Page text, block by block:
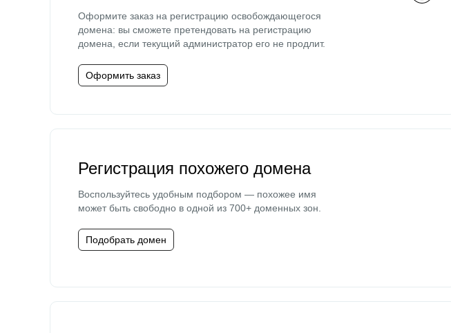
Оформите заказ на регистрацию освобождающегося
домена: вы сможете претендовать на регистрацию
домена, если текущий администратор его не продлит.
Оформить заказ
Регистрация похожего домена
Воспользуйтесь удобным подбором — похожее имя
может быть свободно в одной из 700+ доменных зон.
Подобрать домен